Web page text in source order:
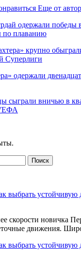
Еще от
одержали победы в
по плаванию
крупно
Суперлиги
одержали
сыграли вничью в
выбрать устойчивую
скорости новичка
движения.
выбрать устойчивую